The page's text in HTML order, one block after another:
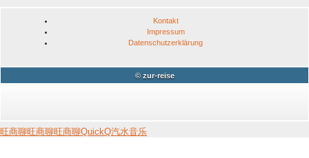
Kontakt
Impressum
Datenschutzerklärung
© zur-reise
旺商聊旺商聊旺商聊QuickQ汽水音乐